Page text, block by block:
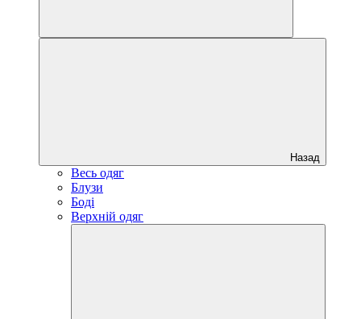
Назад
Весь одяг
Блузи
Боді
Верхній одяг